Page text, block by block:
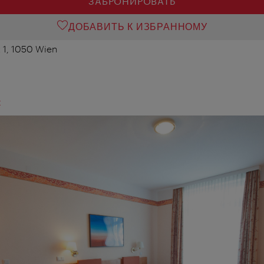
ДОБАВИТЬ К ИЗБРАННОМУ
1050 Wien